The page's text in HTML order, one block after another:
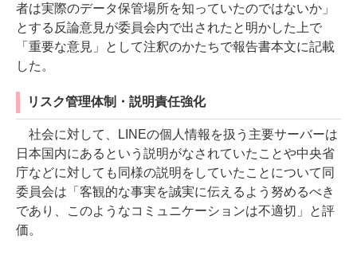
者は実際のデータ保管場所を知っていたのではないか」
とする反論意見が委員会内で出されたと明かした上で
「重要な意見」として注釈のかたちで報告書本文に記載
した。
リスク管理体制・説明責任強化
社会に対して、LINEの個人情報を扱う主要サーバーは
日本国内にあるという説明がなされていたことや中央省
庁などに対しても同様の説明をしていたことについて同
委員会は「客観的な事実を誠実に伝えるよう努めるべき
であり、このようなコミュニケーションは不適切」と評
価。